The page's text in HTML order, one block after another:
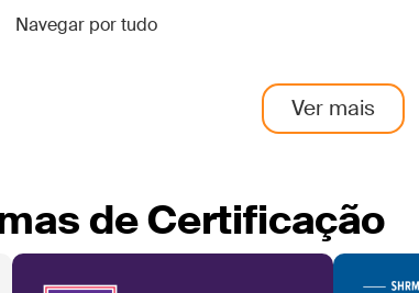
Navegar por tudo
Ver mais
de Certificação